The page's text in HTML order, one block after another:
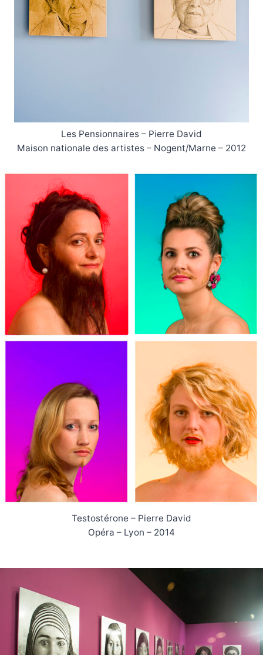
Les Pensionnaires – Pierre David
Maison nationale des artistes – Nogent/Marne – 2012
Testostérone – Pierre David
Opéra – Lyon – 2014